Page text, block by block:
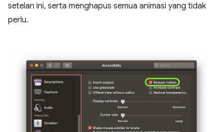
setelan ini, serta menghapus semua animasi yang tidak
perlu.